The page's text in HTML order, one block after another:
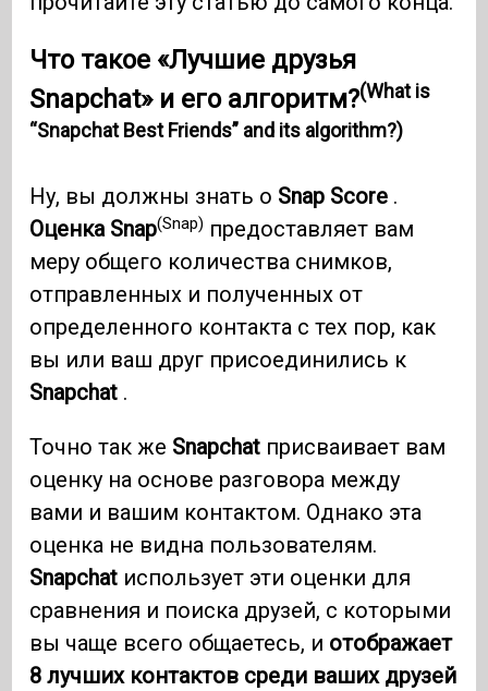
Что такое «Лучшие друзья
Snapchat» и его алгоритм?(What is
“Snapchat Best Friends” and its algorithm?)
Ну, вы должны знать о Snap Score .
Оценка Snap(Snap) предоставляет вам
меру общего количества снимков,
отправленных и полученных от
определенного контакта с тех пор, как
вы или ваш друг присоединились к
Snapchat .
Точно так же Snapchat присваивает вам
оценку на основе разговора между
вами и вашим контактом. Однако эта
оценка не видна пользователям.
Snapchat использует эти оценки для
сравнения и поиска друзей, с которыми
вы чаще всего общаетесь, и отображает
8 лучших контактов среди ваших друзей